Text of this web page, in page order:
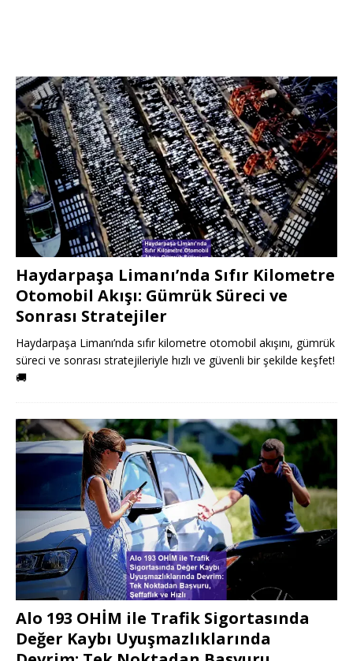
Haydarpaşa Limanı’nda Sıfır Kilometre
Otomobil Akışı: Gümrük Süreci ve
Sonrası Stratejiler
Haydarpaşa Limanı’nda sıfır kilometre otomobil akışını, gümrük
süreci ve sonrası stratejileriyle hızlı ve güvenli bir şekilde keşfet!
🚚
Alo 193 OHİM ile Trafik Sigortasında
Değer Kaybı Uyuşmazlıklarında